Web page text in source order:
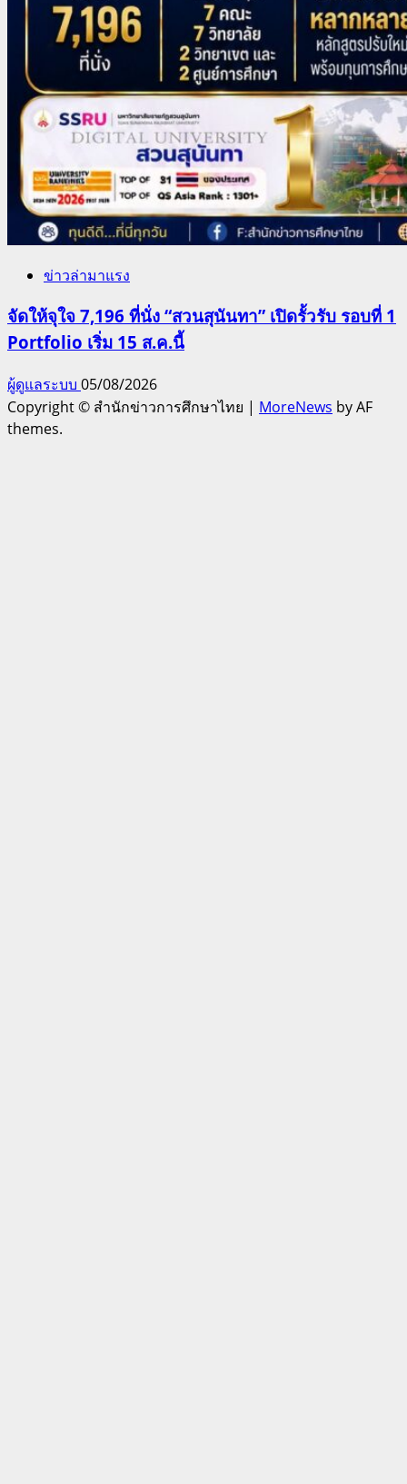
ข่าวล่ามาแรง
จัดให้จุใจ 7,196 ที่นั่ง “สวนสุนันทา” เปิดรั้วรับ รอบที่ 1
Portfolio เริ่ม 15 ส.ค.นี้
ผู้ดูแลระบบ 05/08/2026
Copyright © สำนักข่าวการศึกษาไทย | MoreNews by AF
themes.